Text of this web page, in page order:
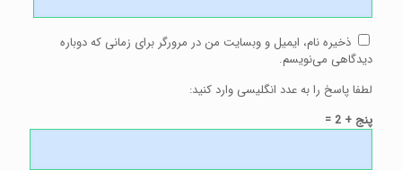
ذخیره نام، ایمیل و وبسایت من در مرورگر برای زمانی که دوباره
دیدگاهی می‌نویسم.
لطفا پاسخ را به عدد انگلیسی وارد کنید:
پنج + 2 =